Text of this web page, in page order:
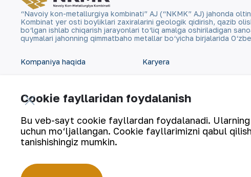
“Navoiy kon-metallurgiya kombinati” AJ (“NKMK” AJ) jahonda
Kombinat yer osti boyliklari zaxiralarini geologik qidirish, qazib
bo‘lgan ishlab chiqarish jarayonlari to‘liq amalga oshiriladigan
quymalari jahonning qimmatbaho metallar bo‘yicha birjalarida
Kompaniya haqida
Barqaror rivojlanish
Investorlarga
Matbout xizmati
Karyera
Aloqalar
Sayt xaritasi
Cookie fayllaridan foydalanish
Bu veb-sayt cookie fayllardan foydalanadi.
uchun mo‘ljallangan. Cookie fayllarimizni qabul
tanishishingiz mumkin.